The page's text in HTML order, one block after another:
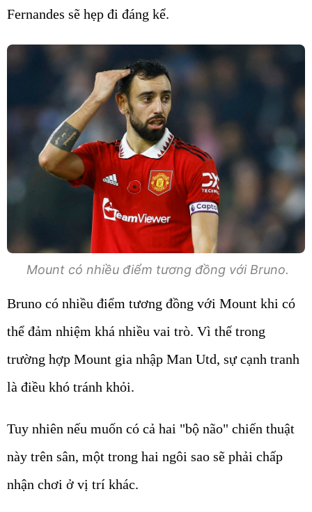
Fernandes sẽ hẹp đi đáng kể.
Mount có nhiều điểm tương đồng với Bruno.
Bruno có nhiều điểm tương đồng với Mount khi có
thể đảm nhiệm khá nhiều vai trò. Vì thế trong
trường hợp Mount gia nhập Man Utd, sự cạnh tranh
là điều khó tránh khỏi.
Tuy nhiên nếu muốn có cả hai "bộ não" chiến thuật
này trên sân, một trong hai ngôi sao sẽ phải chấp
nhận chơi ở vị trí khác.